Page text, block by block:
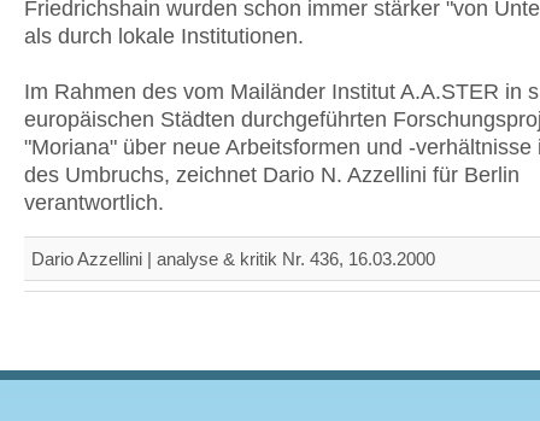
Friedrichshain wurden schon immer stärker "von
als durch lokale Institutionen.
Im Rahmen des vom Mailänder Institut A.A.STER in
europäischen Städten durchgeführten
"Moriana" über neue Arbeitsformen und -verhältnisse
des Umbruchs, zeichnet Dario N. Azzellini für Berlin
verantwortlich.
Dario Azzellini | analyse & kritik Nr. 436, 16.03.2000